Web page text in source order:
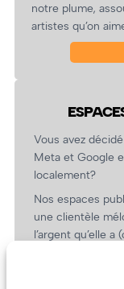
notre plume,
artistes qu’on
Vous avez
Meta et Google
localement?
Nos espaces
une clientèle
l’argent qu’elle